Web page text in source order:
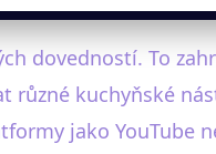
dovedností. To
různé kuchyňské
jako YouTube